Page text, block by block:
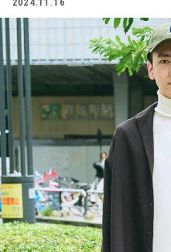
2024.11.16